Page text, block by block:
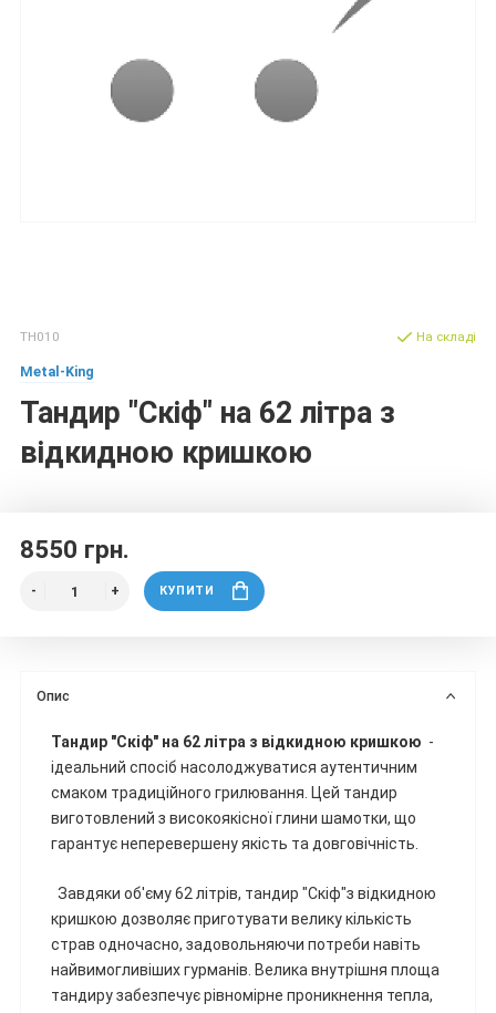
ТН010
Metal-King
Тандир "Скіф" на 62 літра з
відкидною кришкою
На складі
8550 грн.
КУПИТИ
Опис
Тандир "Скіф" на 62 літра з відкидною кришкою -
ідеальний спосіб насолоджуватися аутентичним
смаком традиційного грилювання. Цей тандир
виготовлений з високоякісної глини шамотки, що
гарантує неперевершену якість та довговічність.
Завдяки об'єму 62 літрів, тандир "Скіф"з відкидною
кришкою дозволяє приготувати велику кількість
страв одночасно, задовольняючи потреби навіть
найвимогливіших гурманів. Велика внутрішня площа
тандиру забезпечує рівномірне проникнення тепла,